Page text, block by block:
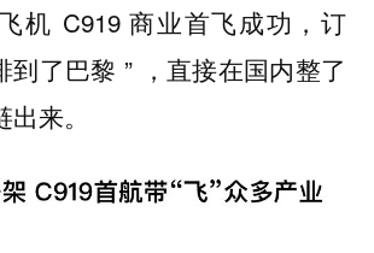
机 C919 商业首飞成功，订
到了巴黎 ” ，直接在国内整了
来。